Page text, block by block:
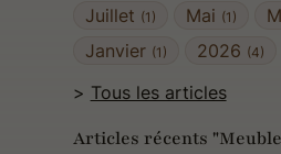
Juillet (1) Mai (1)
Janvier (1) 2026 (4)
Tous les articles
Articles récents